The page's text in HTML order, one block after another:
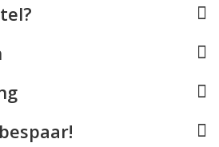
in plaats van ze
aanzienlijk. Krasjes en
is. De kleur verdonkert in
is het resultaat.